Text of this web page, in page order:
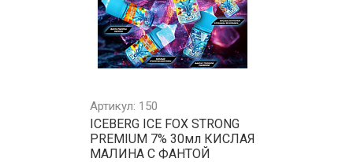
Артикул: 150
ICEBERG ICE FOX STRONG
PREMIUM 7% 30мл КИСЛАЯ
МАЛИНА С ФАНТОЙ